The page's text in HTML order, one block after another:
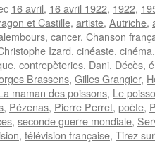
16 avril, 16 avril 1922, 1922,
et Castille, artiste, Autriche,
, cancer, Chanson
Izard, cinéaste, cinéma
, contrepèteries, Dani, Décès,
Brassens, Gilles Grangier,
maman des poissons, Le
, Pézenas, Pierre Perret, poète,
, seconde guerre mondiale,
, télévision française, Tirez